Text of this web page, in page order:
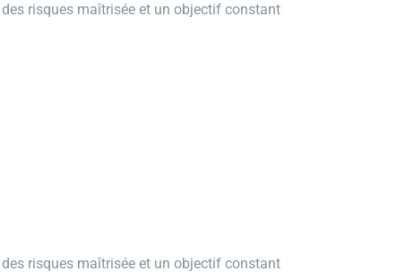
risques maîtrisée et un objectif constant
risques maîtrisée et un objectif constant